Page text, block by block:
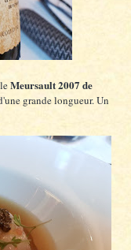
Meursault 2007 de
grande longueur. Un